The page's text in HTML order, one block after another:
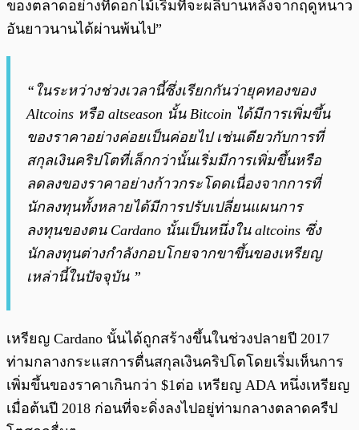
ของตลาดอย่างที่ดอกไม้เริ่มที่จะผลิบานหลังจากฤดูหนาว
อันยาวนานได้ผ่านพ้นไป”
“ในระหว่างช่วงเวลานี้ซึ่งเรียกกันว่ายุคทองของ
Altcoins หรือ altseason นั้น Bitcoin ได้มีการเพิ่มขึ้น
ของราคาอย่างค่อยเป็นค่อยไป เช่นเดียวกับการที่
สกุลเงินคริปโตที่เล็กกว่านั้นเริ่มมีการเพิ่มขึ้นหรือ
ลดลงของราคาอย่างก้าวกระโดดเนื่องจากการที่
นักลงทุนทั้งหลายได้มีการปรับเปลี่ยนแผนการ
ลงทุนของตน Cardano นั้นเป็นหนึ่งใน altcoins ซึ่ง
นักลงทุนต่างกำลังกอบโกยจากขาขึ้นของเหรียญ
เหล่านี้ในปัจจุบัน ”
เหรียญ Cardano นั้นได้ถูกสร้างขึ้นในช่วงปลายปี 2017
ท่ามกลางกระแสการตื่นสกุลเงินคริปโตโดยเริ่มเห็นการ
เพิ่มขึ้นของราคาเกินกว่า $1ต่อ เหรียญ ADA หนึ่งเหรียญ
เมื่อต้นปี 2018 ก่อนที่จะดิ่งลงไปอยู่ท่ามกลางตลาดครืป